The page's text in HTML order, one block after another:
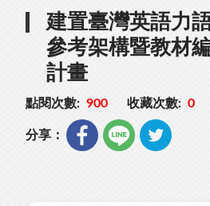
建置臺灣英語力
參考架構暨教材
計畫
點閱次數: 900 收藏次數: 0
分享：